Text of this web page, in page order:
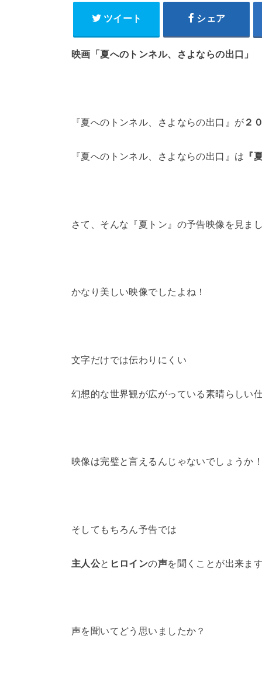
ツイート シェア
映画「夏へのトンネル、さよならの出口」
『夏へのトンネル、さよならの出口』が ２
『夏へのトンネル、さよならの出口』は 『
さて、そんな『夏トン』の予告映像を見ま
かなり美しい映像でしたよね！
文字だけでは伝わりにくい
幻想的な世界観が広がっている素晴らしい仕
映像は完璧と言えるんじゃないでしょうか！
そしてもちろん予告では
主人公と ヒロインの声を聞くことが出来ます
声を聞いてどう思いましたか？